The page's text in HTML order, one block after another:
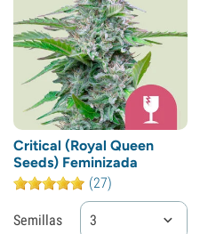
Critical (Royal Queen
Seeds) Feminizada
(27)
Semillas 3